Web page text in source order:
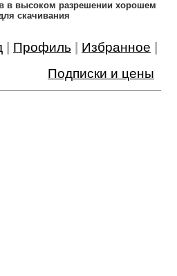
в высоком разрешении хорошем
скачивания
Профиль Избранное
Подписки и цены